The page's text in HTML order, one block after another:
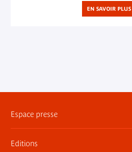
EN SAVOIR PLUS
Espace presse
Dossiers, communiqués, bandes
Editions